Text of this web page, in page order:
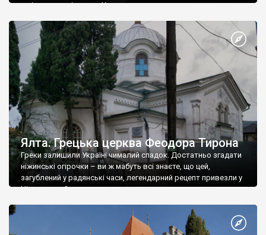
є відданими вірянами Христа
Ялта. Грецька церква Феодора Тирона
Греки залишили Україні чималий спадок. Достатньо згадати
ніжинські огірочки – ви ж мабуть всі знаєте, що цей,
загублений у радянські часи, легендарний рецепт привезли у
Ніжин греки?